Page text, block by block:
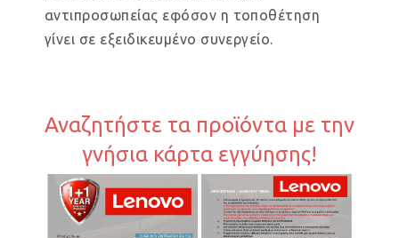
αντιπροσωπείας εφόσον η τοποθέτηση
γίνει σε εξειδικευμένο συνεργείο.
Αναζητήστε τα προϊόντα με την
γνήσια κάρτα εγγύησης!